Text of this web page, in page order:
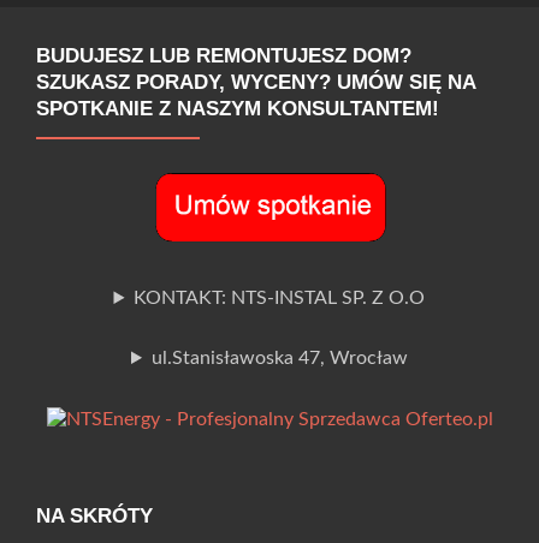
BUDUJESZ LUB REMONTUJESZ DOM?
SZUKASZ PORADY, WYCENY? UMÓW SIĘ NA
SPOTKANIE Z NASZYM KONSULTANTEM!
KONTAKT: NTS-INSTAL SP. Z O.O
ul.Stanisławoska 47, Wrocław
NA SKRÓTY